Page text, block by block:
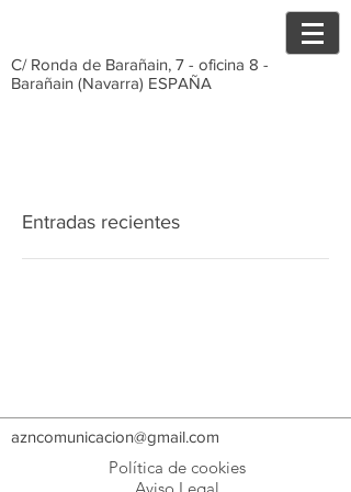
C/ Ronda de Barañain, 7 - oficina 8 -
Barañain (Navarra) ESPAÑA
Entradas recientes
azncomunicacion@gmail.com
Política de cookies